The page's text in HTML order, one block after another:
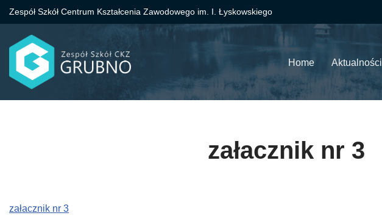
Przejdź
do
treści
Zespół Szkół Centrum Kształcenia Zawodowego im. I. Łyskowskiego
Home Aktualności
załacznik nr 3
załacznik nr 3